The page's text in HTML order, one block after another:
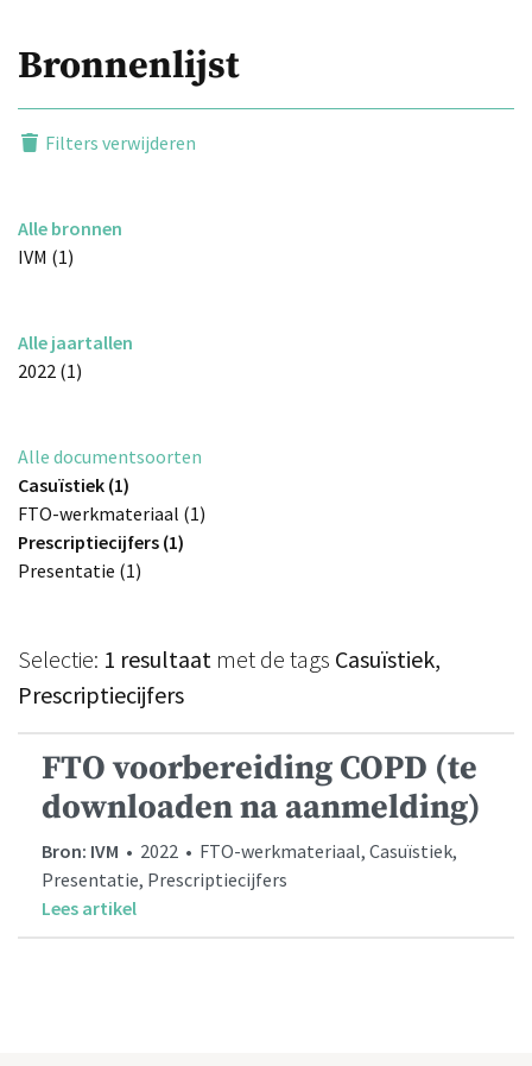
Bronnenlijst
Filters verwijderen
Alle bronnen
IVM (1)
Alle jaartallen
2022 (1)
Alle documentsoorten
Casuïstiek (1)
FTO-werkmateriaal (1)
Prescriptiecijfers (1)
Presentatie (1)
Selectie: 1 resultaat met de tags Casuïstiek,
Prescriptiecijfers
FTO voorbereiding COPD (te
downloaden na aanmelding)
Bron: IVM • 2022 • FTO-werkmateriaal, Casuïstiek,
Presentatie, Prescriptiecijfers
Lees artikel